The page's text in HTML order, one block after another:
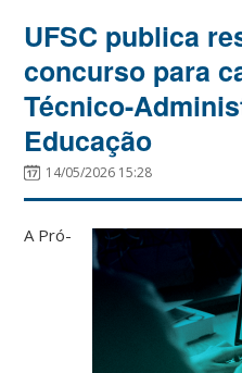
UFSC publica
concurso para
Técnico-
Educação
14/05/2026 15:28
A Pró-